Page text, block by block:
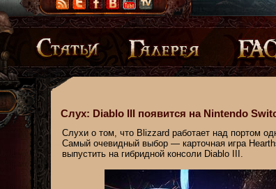
Слух: Diablo III появится на Nintendo
Слухи о том, что Blizzard работает над портом
Самый очевидный выбор — карточная игра
выпустить на гибридной консоли Diablo III.